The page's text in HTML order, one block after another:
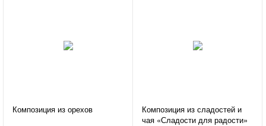
Композиция из орехов
Композиция из сладостей и
чая «Сладости для радости»